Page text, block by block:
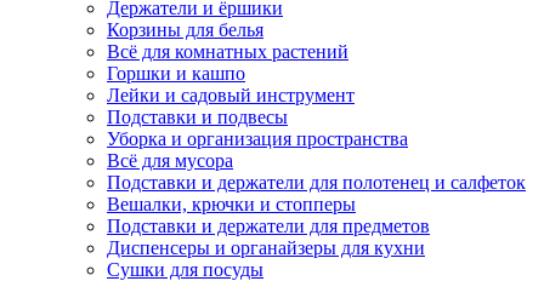
Держатели и ёршики
Корзины для белья
Всё для комнатных растений
Горшки и кашпо
Лейки и садовый инструмент
Подставки и подвесы
Уборка и организация пространства
Всё для мусора
Подставки и держатели для полотенец и салфеток
Вешалки, крючки и стопперы
Подставки и держатели для предметов
Диспенсеры и органайзеры для кухни
Сушки для посуды